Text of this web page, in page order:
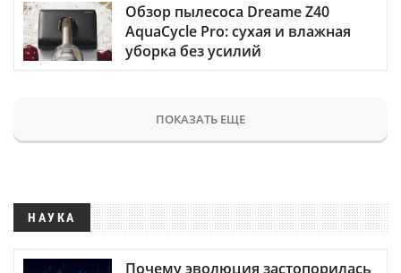
Обзор пылесоса Dreame Z40
AquaCycle Pro: сухая и влажная
уборка без усилий
ПОКАЗАТЬ ЕЩЕ
НАУКА
Почему эволюция застопорилась